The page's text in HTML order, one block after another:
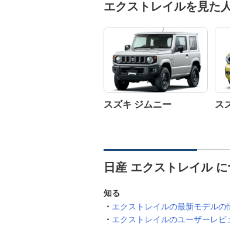
エクストレイルを見た
スズキ ジムニー ス
日産 エクストレイル
知る
エクストレイルの最新モデルの
エクストレイルのユーザーレビ